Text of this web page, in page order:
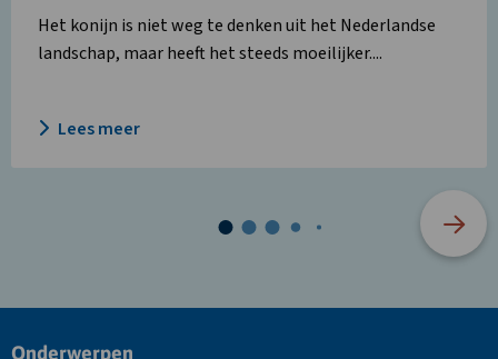
Het konijn is niet weg te denken uit het Nederlandse
landschap, maar heeft het steeds moeilijker....
Lees meer
Site
Onderwerpen